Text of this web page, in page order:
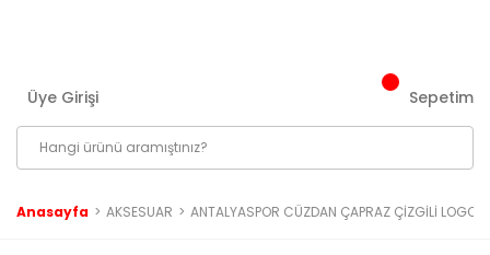
Üye Girişi Sepetim
Anasayfa AKSESUAR ANTALYASPOR CÜZDAN ÇAPRAZ ÇİZGİLİ LOGO